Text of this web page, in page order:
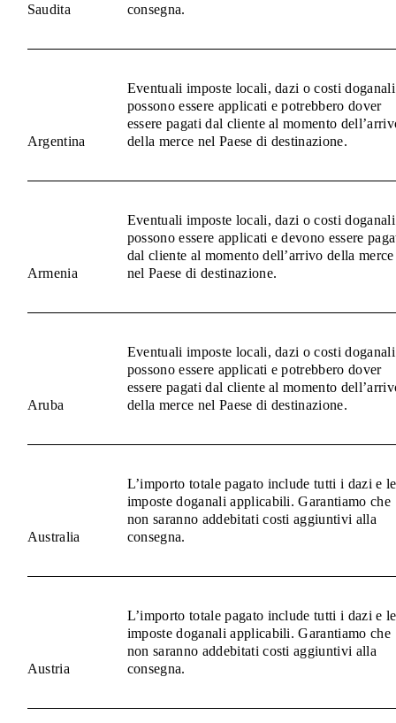
Saudita
consegna.
Argentina
Eventuali imposte locali, dazi o costi doganali
possono essere applicati e potrebbero dover
essere pagati dal cliente al momento
della merce nel Paese di destinazione.
Armenia
Eventuali imposte locali, dazi o costi doganali
possono essere applicati e devono essere
dal cliente al momento dell’arrivo della merce
nel Paese di destinazione.
Aruba
Eventuali imposte locali, dazi o costi doganali
possono essere applicati e potrebbero dover
essere pagati dal cliente al momento
della merce nel Paese di destinazione.
Australia
L’importo totale pagato include tutti i dazi e le
imposte doganali applicabili. Garantiamo che
non saranno addebitati costi aggiuntivi alla
consegna.
Austria
L’importo totale pagato include tutti i dazi e le
imposte doganali applicabili. Garantiamo che
non saranno addebitati costi aggiuntivi alla
consegna.